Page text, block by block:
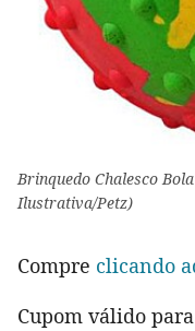
Brinquedo Chalesco
Ilustrativa/Petz)
Compre clicando
Cupom válido